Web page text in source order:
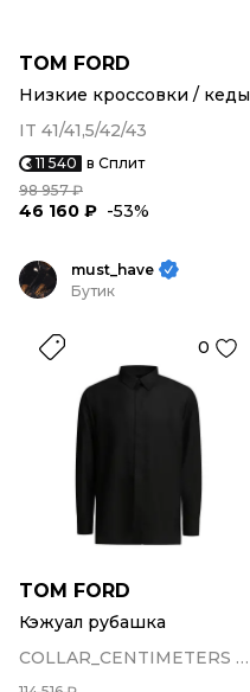
TOM FORD
Низкие кроссовки / кеды
IT 41/41,5/42/43
11 540 в Сплит
98 957 ₽
46 160 ₽ -53%
must_have
Бутик
0
TOM FORD
Кэжуал рубашка
COLLAR_CENTIMETERS 40/41/43